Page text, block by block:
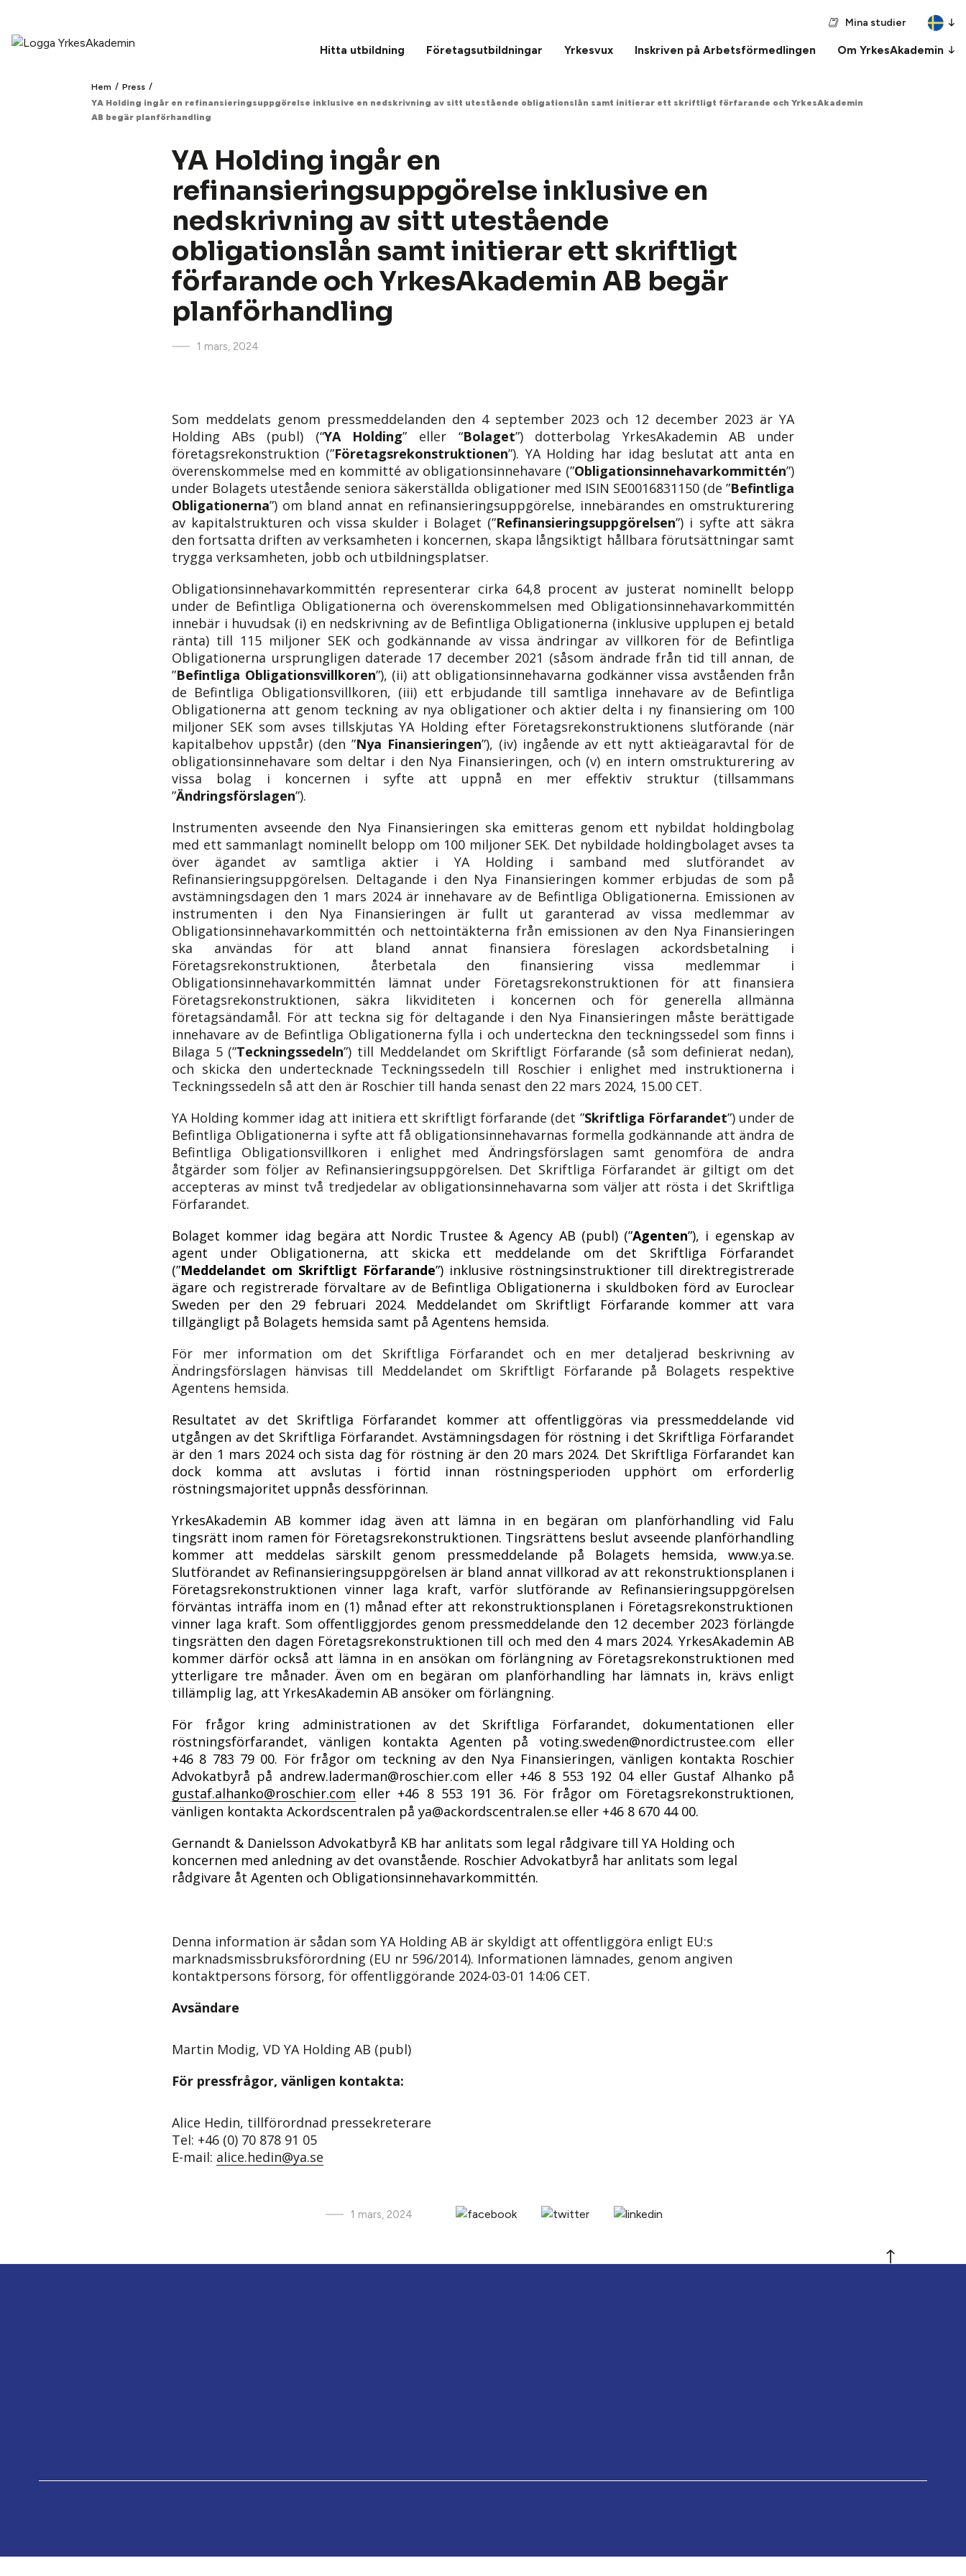
Mina studier
Hitta utbildning Företagsutbildningar Yrkesvux Inskriven på Arbetsförmedlingen Om YrkesAkademin
Hem / Press /
YA Holding ingår en refinansieringsuppgörelse inklusive en nedskrivning av sitt utestående obligationslån samt initierar ett skriftligt förfarande och YrkesAkademin
AB begär planförhandling
YA Holding ingår en
refinansieringsuppgörelse inklusive en
nedskrivning av sitt utestående
obligationslån samt initierar ett skriftligt
förfarande och YrkesAkademin AB begär
planförhandling
1 mars, 2024
Som meddelats genom pressmeddelanden den 4 september 2023 och 12 december 2023 är YA
Holding ABs (publ) (“YA Holding” eller “Bolaget”) dotterbolag YrkesAkademin AB under
företagsrekonstruktion (”Företagsrekonstruktionen”). YA Holding har idag beslutat att anta en
överenskommelse med en kommitté av obligationsinnehavare (”Obligationsinnehavarkommittén”)
under Bolagets utestående seniora säkerställda obligationer med ISIN SE0016831150 (de ”Befintliga
Obligationerna”) om bland annat en refinansieringsuppgörelse, innebärandes en omstrukturering
av kapitalstrukturen och vissa skulder i Bolaget (”Refinansieringsuppgörelsen”) i syfte att säkra
den fortsatta driften av verksamheten i koncernen, skapa långsiktigt hållbara förutsättningar samt
trygga verksamheten, jobb och utbildningsplatser.
Obligationsinnehavarkommittén representerar cirka 64,8 procent av justerat nominellt belopp
under de Befintliga Obligationerna och överenskommelsen med Obligationsinnehavarkommittén
innebär i huvudsak (i) en nedskrivning av de Befintliga Obligationerna (inklusive upplupen ej betald
ränta) till 115 miljoner SEK och godkännande av vissa ändringar av villkoren för de Befintliga
Obligationerna ursprungligen daterade 17 december 2021 (såsom ändrade från tid till annan, de
”Befintliga Obligationsvillkoren”), (ii) att obligationsinnehavarna godkänner vissa avståenden från
de Befintliga Obligationsvillkoren, (iii) ett erbjudande till samtliga innehavare av de Befintliga
Obligationerna att genom teckning av nya obligationer och aktier delta i ny finansiering om 100
miljoner SEK som avses tillskjutas YA Holding efter Företagsrekonstruktionens slutförande (när
kapitalbehov uppstår) (den ”Nya Finansieringen”), (iv) ingående av ett nytt aktieägaravtal för de
obligationsinnehavare som deltar i den Nya Finansieringen, och (v) en intern omstrukturering av
vissa bolag i koncernen i syfte att uppnå en mer effektiv struktur (tillsammans
”Ändringsförslagen”).
Instrumenten avseende den Nya Finansieringen ska emitteras genom ett nybildat holdingbolag
med ett sammanlagt nominellt belopp om 100 miljoner SEK. Det nybildade holdingbolaget avses ta
över ägandet av samtliga aktier i YA Holding i samband med slutförandet av
Refinansieringsuppgörelsen. Deltagande i den Nya Finansieringen kommer erbjudas de som på
avstämningsdagen den 1 mars 2024 är innehavare av de Befintliga Obligationerna. Emissionen av
instrumenten i den Nya Finansieringen är fullt ut garanterad av vissa medlemmar av
Obligationsinnehavarkommittén och nettointäkterna från emissionen av den Nya Finansieringen
ska användas för att bland annat finansiera föreslagen ackordsbetalning i
Företagsrekonstruktionen, återbetala den finansiering vissa medlemmar i
Obligationsinnehavarkommittén lämnat under Företagsrekonstruktionen för att finansiera
Företagsrekonstruktionen, säkra likviditeten i koncernen och för generella allmänna
företagsändamål. För att teckna sig för deltagande i den Nya Finansieringen måste berättigade
innehavare av de Befintliga Obligationerna fylla i och underteckna den teckningssedel som finns i
Bilaga 5(”Teckningssedeln”) till Meddelandet om Skriftligt Förfarande (så som definierat nedan),
och skicka den undertecknade Teckningssedeln till Roschier i enlighet med instruktionerna i
Teckningssedeln så att den är Roschier till handa senast den 22 mars 2024, 15.00 CET.
YA Holding kommer idag att initiera ett skriftligt förfarande (det ”Skriftliga Förfarandet”) under de
Befintliga Obligationerna i syfte att få obligationsinnehavarnas formella godkännande att ändra de
Befintliga Obligationsvillkoren i enlighet med Ändringsförslagen samt genomföra de andra
åtgärder som följer av Refinansieringsuppgörelsen. Det Skriftliga Förfarandet är giltigt om det
accepteras av minst två tredjedelar av obligationsinnehavarna som väljer att rösta i det Skriftliga
Förfarandet.
Bolaget kommer idag begära att Nordic Trustee & Agency AB (publ) (”Agenten”), i egenskap av
agent under Obligationerna, att skicka ett meddelande om det Skriftliga Förfarandet
(”Meddelandet om Skriftligt Förfarande”) inklusive röstningsinstruktioner till direktregistrerade
ägare och registrerade förvaltare av de Befintliga Obligationerna i skuldboken förd av Euroclear
Sweden per den 29 februari 2024. Meddelandet om Skriftligt Förfarande kommer att vara
tillgängligt på Bolagets hemsida samt på Agentens hemsida.
För mer information om det Skriftliga Förfarandet och en mer detaljerad beskrivning av
Ändringsförslagen hänvisas till Meddelandet om Skriftligt Förfarande på Bolagets respektive
Agentens hemsida.
Resultatet av det Skriftliga Förfarandet kommer att offentliggöras via pressmeddelande vid
utgången av det Skriftliga Förfarandet. Avstämningsdagen för röstning i det Skriftliga Förfarandet
är den 1 mars 2024 och sista dag för röstning är den 20 mars 2024. Det Skriftliga Förfarandet kan
dock komma att avslutas i förtid innan röstningsperioden upphört om erforderlig
röstningsmajoritet uppnås dessförinnan.
YrkesAkademin AB kommer idag även att lämna in en begäran om planförhandling vid Falu
tingsrätt inom ramen för Företagsrekonstruktionen. Tingsrättens beslut avseende planförhandling
kommer att meddelas särskilt genom pressmeddelande på Bolagets hemsida, www.ya.se.
Slutförandet av Refinansieringsuppgörelsen är bland annat villkorad av att rekonstruktionsplanen i
Företagsrekonstruktionen vinner laga kraft, varför slutförande av Refinansieringsuppgörelsen
förväntas inträffa inom en (1) månad efter att rekonstruktionsplanen i Företagsrekonstruktionen
vinner laga kraft. Som offentliggjordes genom pressmeddelande den 12 december 2023 förlängde
tingsrätten den dagen Företagsrekonstruktionen till och med den 4 mars 2024. YrkesAkademin AB
kommer därför också att lämna in en ansökan om förlängning av Företagsrekonstruktionen med
ytterligare tre månader. Även om en begäran om planförhandling har lämnats in, krävs enligt
tillämplig lag, att YrkesAkademin AB ansöker om förlängning.
För frågor kring administrationen av det Skriftliga Förfarandet, dokumentationen eller
röstningsförfarandet, vänligen kontakta Agenten på voting.sweden@nordictrustee.com eller
+46 8 783 79 00. För frågor om teckning av den Nya Finansieringen, vänligen kontakta Roschier
Advokatbyrå på andrew.laderman@roschier.com eller +46 8 553 192 04 eller Gustaf Alhanko på
gustaf.alhanko@roschier.com eller +46 8 553 191 36. För frågor om Företagsrekonstruktionen,
vänligen kontakta Ackordscentralen på ya@ackordscentralen.se eller +46 8 670 44 00.
Gernandt & Danielsson Advokatbyrå KB har anlitats som legal rådgivare till YA Holding och
koncernen med anledning av det ovanstående. Roschier Advokatbyrå har anlitats som legal
rådgivare åt Agenten och Obligationsinnehavarkommittén.
Denna information är sådan som YA Holding AB är skyldigt att offentliggöra enligt EU:s
marknadsmissbruksförordning (EU nr 596/2014). Informationen lämnades, genom angiven
kontaktpersons försorg, för offentliggörande 2024-03-01 14:06 CET.
Avsändare
Martin Modig, VD YA Holding AB (publ)
För pressfrågor, vänligen kontakta:
Alice Hedin, tillförordnad pressekreterare
Tel: +46 (0) 70 878 91 05
E-mail: alice.hedin@ya.se
1 mars, 2024